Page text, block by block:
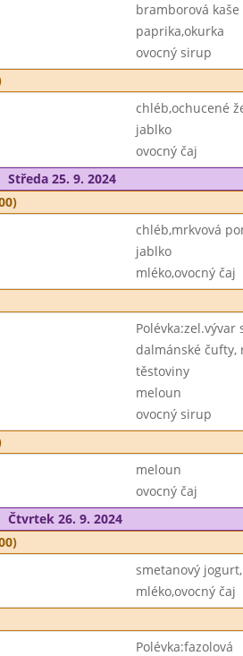
bramborová
paprika,okurka
ovocný sirup
chléb,ochucené
jablko
ovocný čaj
Středa 25. 9. 2024
chléb,mrkvová
jablko
mléko,ovocný čaj
Polévka:zel.vývar
dalmánské čufty,
těstoviny
meloun
ovocný sirup
meloun
ovocný čaj
Čtvrtek 26. 9. 2024
smetanový
mléko,ovocný čaj
Polévka:fazolová